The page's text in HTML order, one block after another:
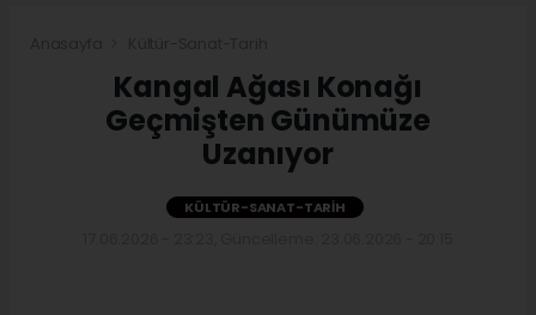
Kangal Ağası Konağı
Geçmişten Günümüze
Uzanıyor
KÜLTÜR-SANAT-TARIH